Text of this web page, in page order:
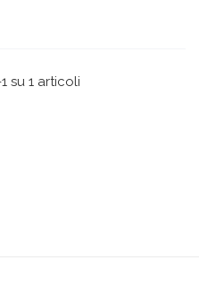
su 1 articoli